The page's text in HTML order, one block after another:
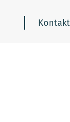
Kontakt